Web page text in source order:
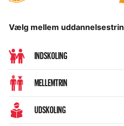
Vælg mellem uddannelsestrin
INDSKOLING
MELLEMTRIN
UDSKOLING